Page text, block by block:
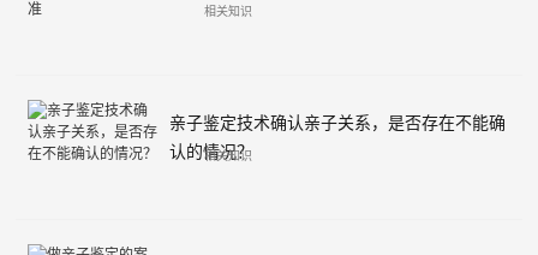
相关知识
亲子鉴定技术确认亲子关系，是否存在不能确
认的情况？
相关知识